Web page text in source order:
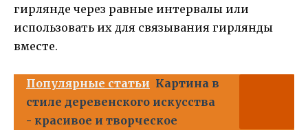
гирлянде через равные интервалы или
использовать их для связывания гирлянды
вместе.
Популярные статьи Картина в
стиле деревенского искусства
- красивое и творческое